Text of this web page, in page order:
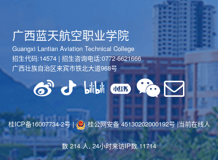
广西蓝天航空职业学院
Guangxi Lantian Aviation Technical College
招生代码:14574 | 招生咨询电话:0772-6621666
广西壮族自治区来宾市铁北大道968号
桂ICP备16007734-2号 | 桂公网安备 45130202000192号|当前在线人
数 214 人, 24小时来访IP数 11714